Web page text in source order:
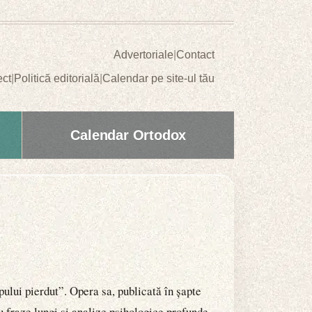
Advertoriale|Contact
| Politică editorială|Calendar pe site-ul tău
Calendar Ortodox
pierdut”. Opera sa, publicată în șapte